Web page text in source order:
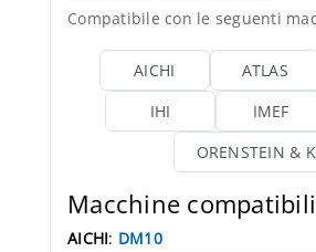
Compatibile con le seguenti
AICHI ATLAS
IHI
IMEF
ORENSTEIN &
Macchine
AICHI: DM10